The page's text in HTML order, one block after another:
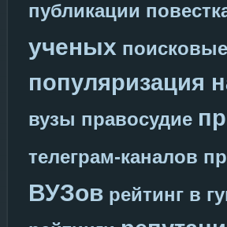
публикации
ученых
популяризация
вузы правосудие
телеграм-каналов
ВУЗов рейтинг в